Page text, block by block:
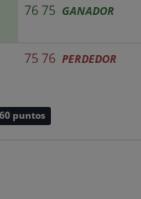
76 75 GANADOR
75 76 PERDEDOR
puntos